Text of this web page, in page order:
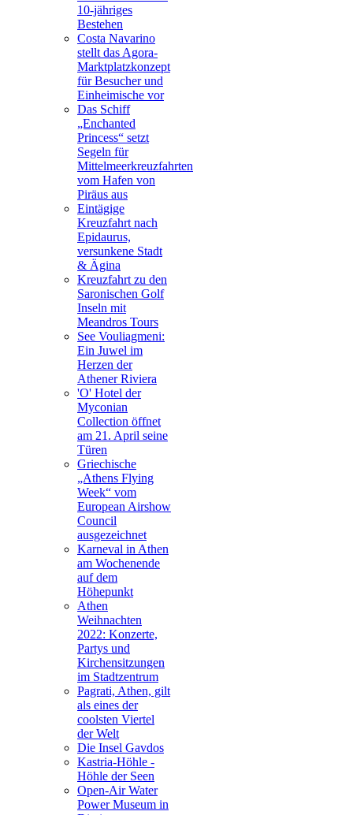
10-jähriges
Bestehen
Costa Navarino
stellt das Agora-
Marktplatzkonzept
für Besucher und
Einheimische vor
Das Schiff
„Enchanted
Princess“ setzt
Segeln für
Mittelmeerkreuzfahrten
vom Hafen von
Piräus aus
Eintägige
Kreuzfahrt nach
Epidaurus,
versunkene Stadt
& Ägina
Kreuzfahrt zu den
Saronischen Golf
Inseln mit
Meandros Tours
See Vouliagmeni:
Ein Juwel im
Herzen der
Athener Riviera
'O' Hotel der
Myconian
Collection öffnet
am 21. April seine
Türen
Griechische
„Athens Flying
Week“ vom
European Airshow
Council
ausgezeichnet
Karneval in Athen
am Wochenende
auf dem
Höhepunkt
Athen
Weihnachten
2022: Konzerte,
Partys und
Kirchensitzungen
im Stadtzentrum
Pagrati, Athen, gilt
als eines der
coolsten Viertel
der Welt
Die Insel Gavdos
Kastria-Höhle -
Höhle der Seen
Open-Air Water
Power Museum in